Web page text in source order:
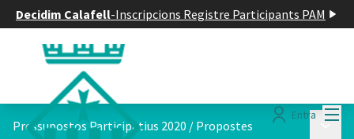
Decidim Calafell-Inscripcions Registre Participants PAM
Entra
Pressupostos Participatius 2020 / Propostes